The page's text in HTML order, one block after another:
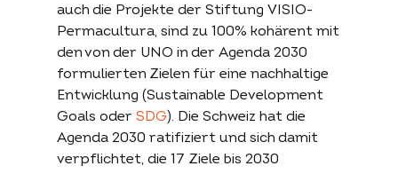
Übersicht
Projekte
Der
Förderantrag
Aktiv werden
Spenden
Über die
Permakultur
permakultur-
auch die Projekte der Stiftung VISIO-
Permacultura, sind zu 100% kohärent mit
den von der UNO in der Agenda 2030
formulierten Zielen für eine nachhaltige
Entwicklung (Sustainable Development
Goals oder SDG). Die Schweiz hat die
Agenda 2030 ratifiziert und sich damit
verpflichtet, die 17 Ziele bis 2030